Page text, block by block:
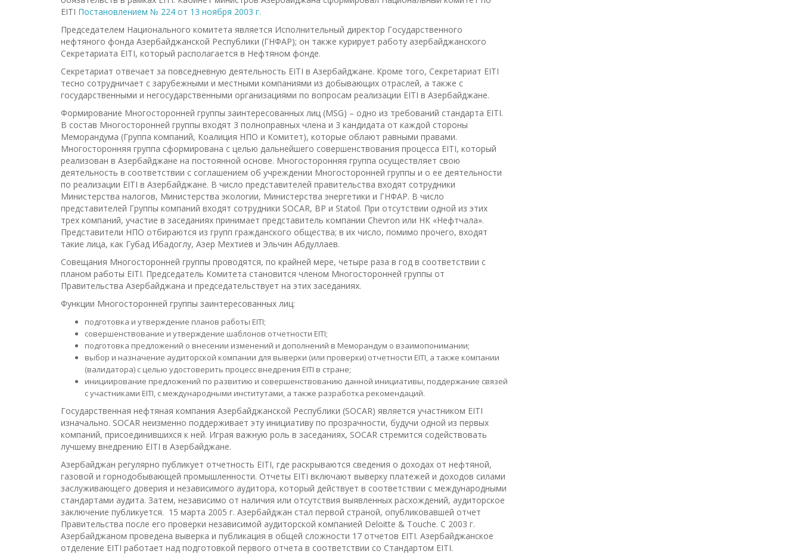
EITI Постановлением № 224 от 13 ноября 2003 г.
Председателем Национального комитета является Исполнительный директор Государственного
нефтяного фонда Азербайджанской Республики (ГНФАР); он также курирует работу азербайджанского
Секретариата EITI, который располагается в Нефтяном фонде.
Секретариат отвечает за повседневную деятельность EITI в Азербайджане. Кроме того, Секретариат EITI
тесно сотрудничает с зарубежными и местными компаниями из добывающих отраслей, а также с
государственными и негосударственными организациями по вопросам реализации EITI в Азербайджане.
Формирование Многосторонней группы заинтересованных лиц (MSG) – одно из требований стандарта EITI.
В состав Многосторонней группы входят 3 полноправных члена и 3 кандидата от каждой стороны
Меморандума (Группа компаний, Коалиция НПО и Комитет), которые облают равными правами.
Многосторонняя группа сформирована с целью дальнейшего совершенствования процесса EITI, который
реализован в Азербайджане на постоянной основе. Многосторонняя группа осуществляет свою
деятельность в соответствии с соглашением об учреждении Многосторонней группы и о ее деятельности
по реализации EITI в Азербайджане. В число представителей правительства входят сотрудники
Министерства налогов, Министерства экологии, Министерства энергетики и ГНФАР. В число
представителей Группы компаний входят сотрудники SOCAR, BP и Statoil. При отсутствии одной из этих
трех компаний, участие в заседаниях принимает представитель компании Chevron или НК «Нефтчала».
Представители НПО отбираются из групп гражданского общества; в их число, помимо прочего, входят
такие лица, как Губад Ибадоглу, Азер Мехтиев и Эльчин Абдуллаев.
Совещания Многосторонней группы проводятся, по крайней мере, четыре раза в год в соответствии с
планом работы EITI. Председатель Комитета становится членом Многосторонней группы от
Правительства Азербайджана и председательствует на этих заседаниях.
Функции Многосторонней группы заинтересованных лиц:
подготовка и утверждение планов работы EITI;
совершенствование и утверждение шаблонов отчетности EITI;
подготовка предложений о внесении изменений и дополнений в Меморандум о взаимопонимании;
выбор и назначение аудиторской компании для выверки (или проверки) отчетности EITI, а также компании
(валидатора) с целью удостоверить процесс внедрения EITI в стране;
инициирование предложений по развитию и совершенствованию данной инициативы, поддержание связей
с участниками EITI, с международными институтами, а также разработка рекомендаций.
Государственная нефтяная компания Азербайджанской Республики (SOCAR) является участником EITI
изначально. SOCAR неизменно поддерживает эту инициативу по прозрачности, будучи одной из первых
компаний, присоединившихся к ней. Играя важную роль в заседаниях, SOCAR стремится содействовать
лучшему внедрению EITI в Азербайджане.
Азербайджан регулярно публикует отчетность EITI, где раскрываются сведения о доходах от нефтяной,
газовой и горнодобывающей промышленности. Отчеты EITI включают выверку платежей и доходов силами
заслуживающего доверия и независимого аудитора, который действует в соответствии с международными
стандартами аудита. Затем, независимо от наличия или отсутствия выявленных расхождений, аудиторское
заключение публикуется. 15 марта 2005 г. Азербайджан стал первой страной, опубликовавшей отчет
Правительства после его проверки независимой аудиторской компанией Deloitte & Touche. С 2003 г.
Азербайджаном проведена выверка и публикация в общей сложности 17 отчетов EITI. Азербайджанское
отделение EITI работает над подготовкой первого отчета в соответствии со Стандартом EITI.